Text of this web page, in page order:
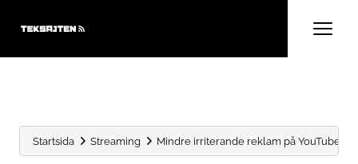
Startsida Streaming Mindre irriterande reklam på YouTube –